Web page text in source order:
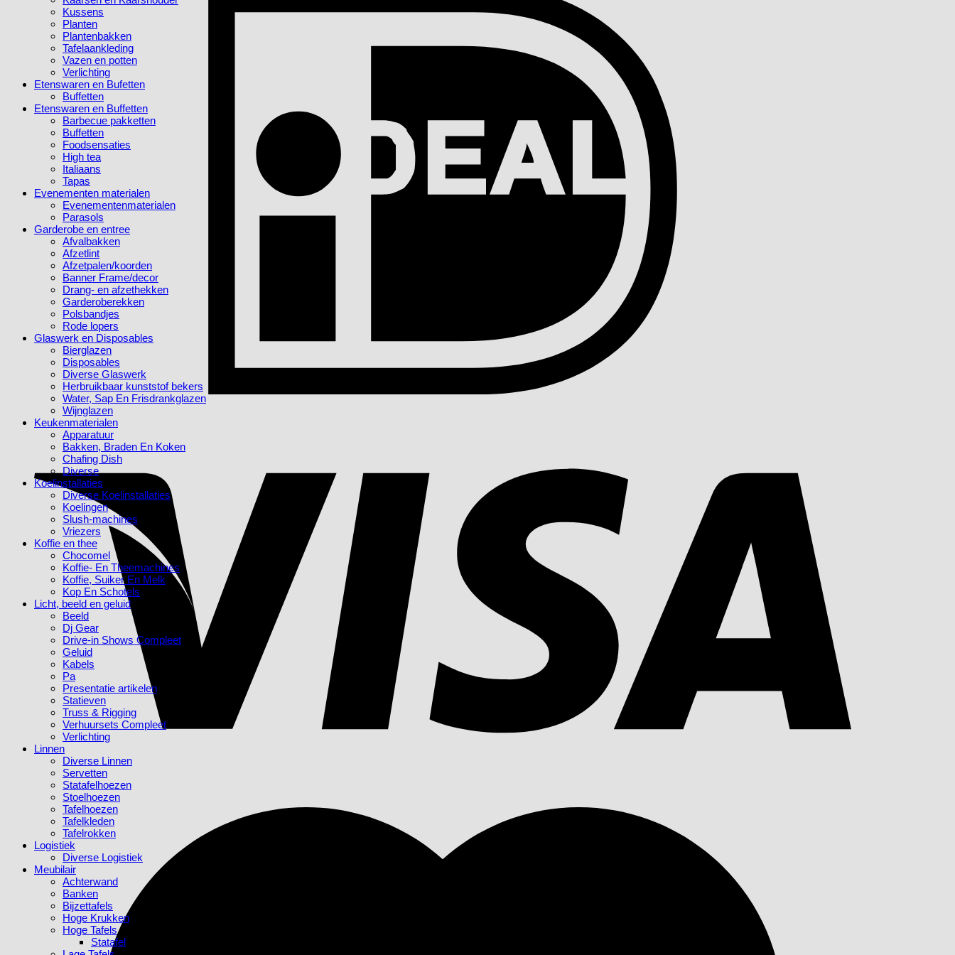
Kussens
Planten
Plantenbakken
Tafelaankleding
Vazen en potten
Verlichting
Etenswaren en Bufetten
Buffetten
Etenswaren en Buffetten
Barbecue pakketten
Buffetten
Foodsensaties
High tea
Italiaans
Tapas
Evenementen materialen
Evenementenmaterialen
Parasols
Garderobe en entree
Afvalbakken
Afzetlint
Afzetpalen/koorden
Banner Frame/decor
Drang- en afzethekken
Garderoberekken
Polsbandjes
Rode lopers
Glaswerk en Disposables
Bierglazen
Disposables
Diverse Glaswerk
Herbruikbaar kunststof bekers
Water, Sap En Frisdrankglazen
Wijnglazen
Keukenmaterialen
Apparatuur
Bakken, Braden En Koken
Chafing Dish
Diverse
Koelinstallaties
Diverse Koelinstallaties
Koelingen
Slush-machines
Vriezers
Koffie en thee
Chocomel
Koffie- En Theemachines
Koffie, Suiker En Melk
Kop En Schotels
Licht, beeld en geluid
Beeld
Dj Gear
Drive-in Shows Compleet
Geluid
Kabels
Pa
Presentatie artikelen
Statieven
Truss & Rigging
Verhuursets Compleet
Verlichting
Linnen
Diverse Linnen
Servetten
Statafelhoezen
Stoelhoezen
Tafelhoezen
Tafelkleden
Tafelrokken
Logistiek
Diverse Logistiek
Meubilair
Achterwand
Banken
Bijzettafels
Hoge Krukken
Hoge Tafels
Statafel